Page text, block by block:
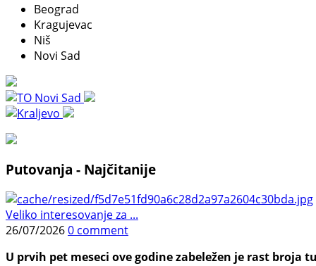
Beograd
Kragujevac
Niš
Novi Sad
Putovanja - Najčitanije
Veliko interesovanje za ...
26/07/20260 comment
U prvih pet meseci ove godine zabeležen je rast